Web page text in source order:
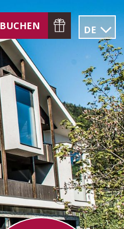
BUCHEN DE